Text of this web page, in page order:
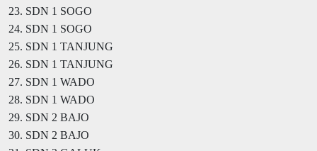
23. SDN 1 SOGO
24. SDN 1 SOGO
25. SDN 1 TANJUNG
26. SDN 1 TANJUNG
27. SDN 1 WADO
28. SDN 1 WADO
29. SDN 2 BAJO
30. SDN 2 BAJO